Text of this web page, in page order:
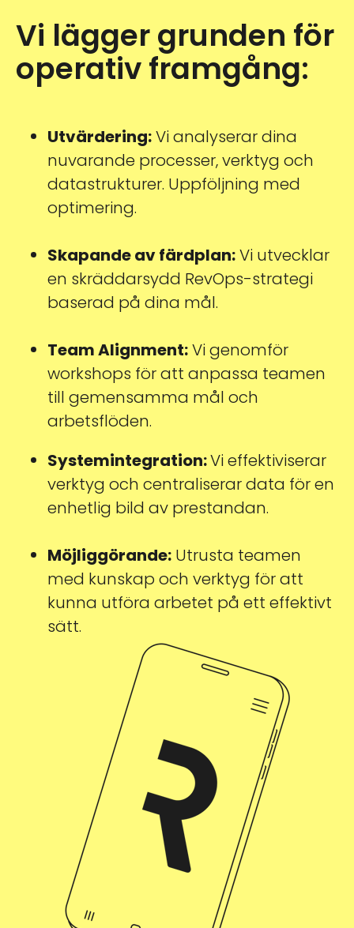
Vi lägger grunden för
operativ framgång:
Utvärdering:Vi analyserar dina
nuvarande processer, verktyg och
datastrukturer. Uppföljning med
optimering.
Skapande av färdplan:Vi utvecklar
en skräddarsydd RevOps-strategi
baserad på dina mål.
Team Alignment:Vi genomför
workshops för att anpassa teamen
till gemensamma mål och
arbetsflöden.
Systemintegration:Vi effektiviserar
verktyg och centraliserar data för en
enhetlig bild av prestandan.
Möjliggörande: Utrusta teamen
med kunskap och verktyg för att
kunna utföra arbetet på ett effektivt
sätt.